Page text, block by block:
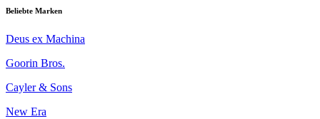
Beliebte Marken
Deus ex Machina
Goorin Bros.
Cayler & Sons
New Era